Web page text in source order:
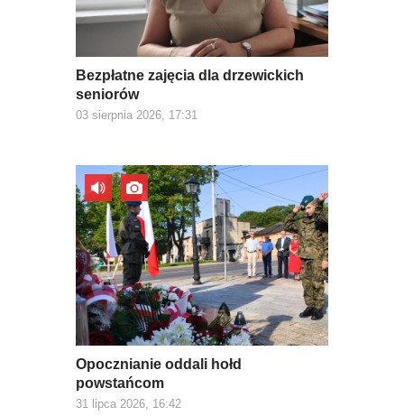
Bezpłatne zajęcia dla drzewickich
seniorów
03 sierpnia 2026, 17:31
Opocznianie oddali hołd
powstańcom
31 lipca 2026, 16:42